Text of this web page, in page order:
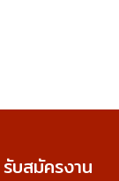
รับสมัครงาน